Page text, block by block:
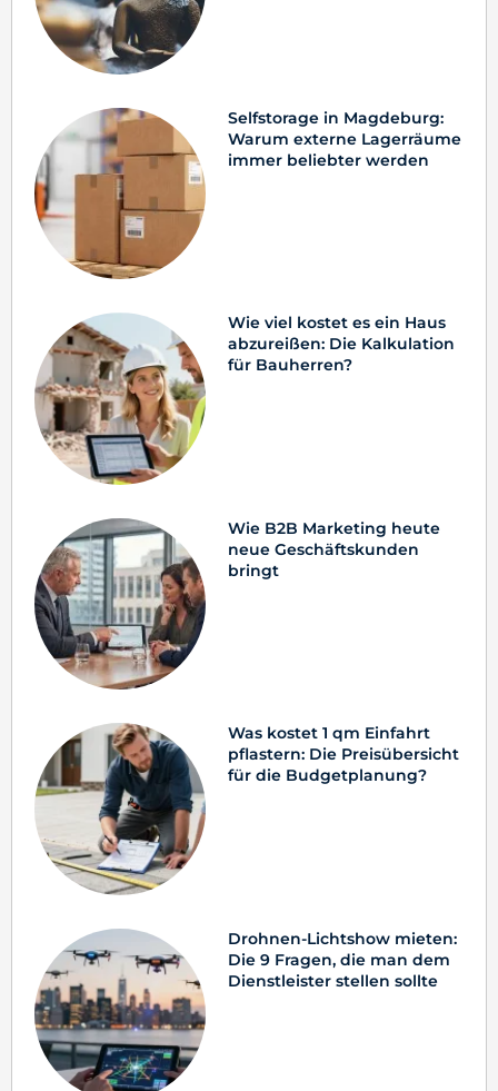
Selfstorage in Magdeburg:
Warum externe Lagerräume
immer beliebter werden
Wie viel kostet es ein Haus
abzureißen: Die Kalkulation
für Bauherren?
Wie B2B Marketing heute
neue Geschäftskunden
bringt
Was kostet 1 qm Einfahrt
pflastern: Die Preisübersicht
für die Budgetplanung?
Drohnen-Lichtshow mieten:
Die 9 Fragen, die man dem
Dienstleister stellen sollte